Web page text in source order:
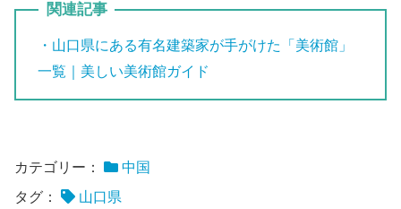
関連記事
・山口県にある有名建築家が手がけた「美術館」
一覧｜美しい美術館ガイド
カテゴリー：
中国
タグ：
山口県